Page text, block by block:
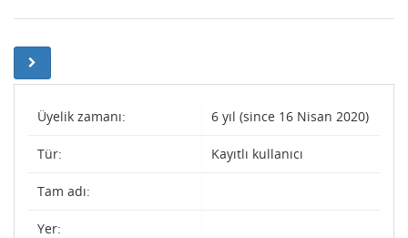
Üyelik zamanı: 6 yıl (since 16 Nisan 2020)
Tür: Kayıtlı kullanıcı
Tam adı:
Yer: